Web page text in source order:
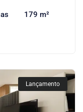
179 m²
Lançamento